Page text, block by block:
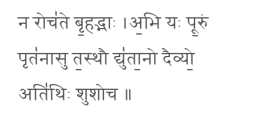
न रोच॑ते बृ॒हद्भाः ।अ॒भि यः पू॒रुं
पृत॑नासु त॒स्थौ द्यु॑ता॒नो दैव्यो॒
अति॑थिः शुशोच ॥